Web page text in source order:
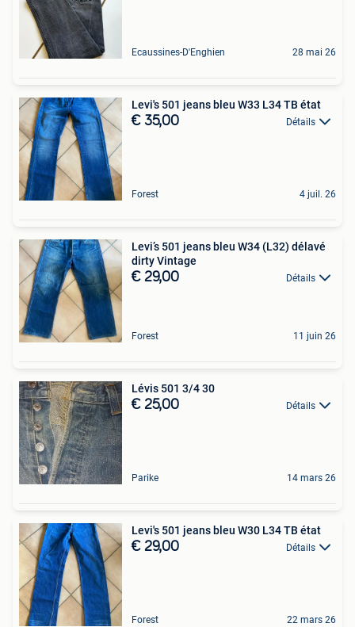
Ecaussines-D'Enghien 28 mai 26
Levi's 501 jeans bleu W33 L34 TB état
€ 35,00 Détails
Forest 4 juil. 26
Levi’s 501 jeans bleu W34 (L32) délavé
dirty Vintage
€ 29,00 Détails
Forest 11 juin 26
Lévis 501 3/4 30
€ 25,00 Détails
Parike 14 mars 26
Levi's 501 jeans bleu W30 L34 TB état
€ 29,00 Détails
Forest 22 mars 26